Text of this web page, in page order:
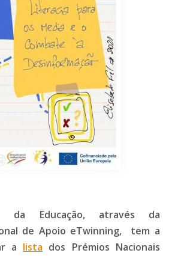
da Educação, através da
de Apoio eTwinning, tem a
a lista dos Prémios Nacionais